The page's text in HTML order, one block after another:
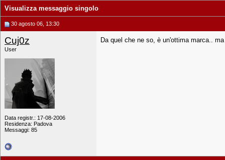
Visualizza messaggio singolo
30 agosto 06, 13:30
Cuj0z
User
Data registr.: 17-08-2006
Residenza: Padova
Messaggi: 85
Da quel che ne so, è un'ottima marca..